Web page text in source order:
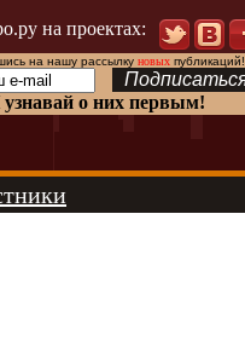
на проектах:
на нашу рассылку новыхпубликаций!
о них первым!